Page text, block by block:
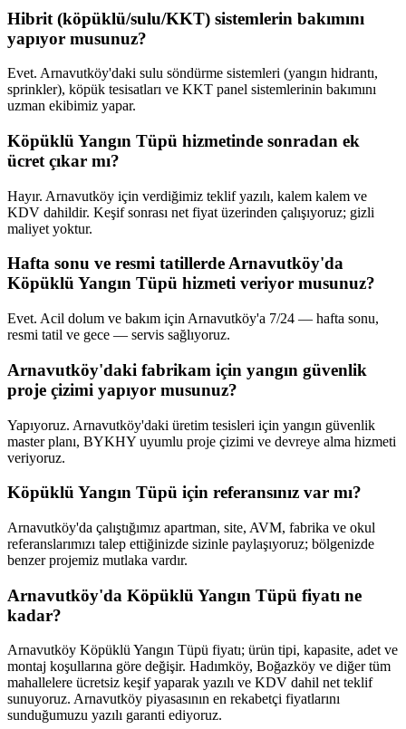
Hibrit (köpüklü/sulu/KKT) sistemlerin bakımını
yapıyor musunuz?
Evet. Arnavutköy'daki sulu söndürme sistemleri (yangın hidrantı,
sprinkler), köpük tesisatları ve KKT panel sistemlerinin bakımını
uzman ekibimiz yapar.
Köpüklü Yangın Tüpü hizmetinde sonradan ek
ücret çıkar mı?
Hayır. Arnavutköy için verdiğimiz teklif yazılı, kalem kalem ve
KDV dahildir. Keşif sonrası net fiyat üzerinden çalışıyoruz; gizli
maliyet yoktur.
Hafta sonu ve resmi tatillerde Arnavutköy'da
Köpüklü Yangın Tüpü hizmeti veriyor musunuz?
Evet. Acil dolum ve bakım için Arnavutköy'a 7/24 — hafta sonu,
resmi tatil ve gece — servis sağlıyoruz.
Arnavutköy'daki fabrikam için yangın güvenlik
proje çizimi yapıyor musunuz?
Yapıyoruz. Arnavutköy'daki üretim tesisleri için yangın güvenlik
master planı, BYKHY uyumlu proje çizimi ve devreye alma hizmeti
veriyoruz.
Köpüklü Yangın Tüpü için referansınız var mı?
Arnavutköy'da çalıştığımız apartman, site, AVM, fabrika ve okul
referanslarımızı talep ettiğinizde sizinle paylaşıyoruz; bölgenizde
benzer projemiz mutlaka vardır.
Arnavutköy'da Köpüklü Yangın Tüpü fiyatı ne
kadar?
Arnavutköy Köpüklü Yangın Tüpü fiyatı; ürün tipi, kapasite, adet ve
montaj koşullarına göre değişir. Hadımköy, Boğazköy ve diğer tüm
mahallelere ücretsiz keşif yaparak yazılı ve KDV dahil net teklif
sunuyoruz. Arnavutköy piyasasının en rekabetçi fiyatlarını
sunduğumuzu yazılı garanti ediyoruz.